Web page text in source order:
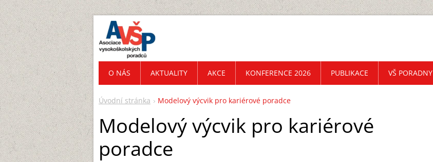
Úvodní stránka Modelový výcvik pro kariérové poradce
Modelový výcvik pro kariérové
poradce
O NÁS AKTUALITY AKCE KONFERENCE 2026 PUBLIKACE VŠ PORADNY